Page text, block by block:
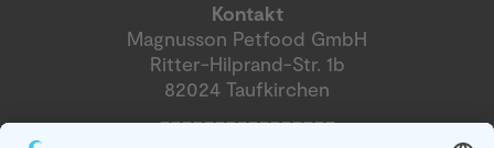
Kontakt
Magnusson Petfood GmbH
Ritter-Hilprand-Str. 1b
82024 Taufkirchen